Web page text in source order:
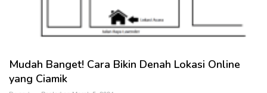
Mudah Banget! Cara Bikin Denah Lokasi Online
yang Ciamik